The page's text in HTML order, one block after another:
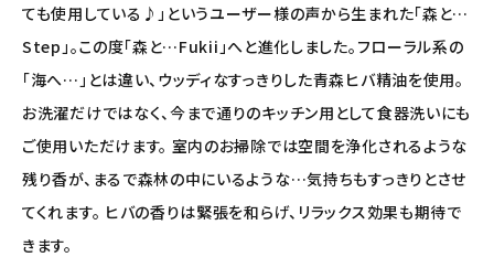
アカウント情報
ようこそ ゲスト 様
meeting_room ログイン person 会員登録
ても使用している♪」というユーザー様の声から生まれた「森と…
Step」。この度「森と…Fukii」へと進化しました。フローラル系の
「海へ…」とは違い、ウッディなすっきりした青森ヒバ精油を使用。
お洗濯だけではなく、今まで通りのキッチン用として食器洗いにも
ご使用いただけます。 室内のお掃除では空間を浄化されるような
残り香が、まるで森林の中にいるような…気持ちもすっきりとさせ
てくれます。 ヒバの香りは緊張を和らげ、リラックス効果も期待で
きます。